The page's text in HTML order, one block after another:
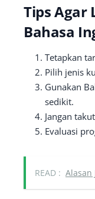
Tips Agar
Bahasa
Tetapkan
Pilih jenis
Gunakan
sedikit.
Jangan
Evaluasi
READ : Alasan